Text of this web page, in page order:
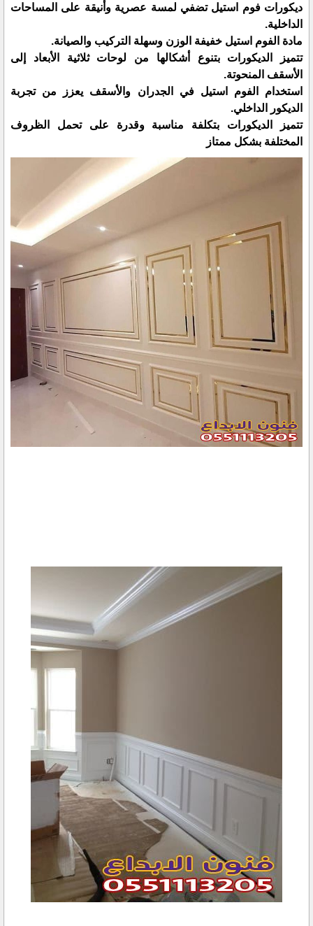
ديكورات فوم استيل تضفي لمسة عصرية وأنيقة على المساحات
الداخلية.
مادة الفوم استيل خفيفة الوزن وسهلة التركيب والصيانة.
تتميز الديكورات بتنوع أشكالها من لوحات ثلاثية الأبعاد إلى
الأسقف المنحوتة.
استخدام الفوم استيل في الجدران والأسقف يعزز من تجربة
الديكور الداخلي.
تتميز الديكورات بتكلفة مناسبة وقدرة على تحمل الظروف
المختلفة بشكل ممتاز